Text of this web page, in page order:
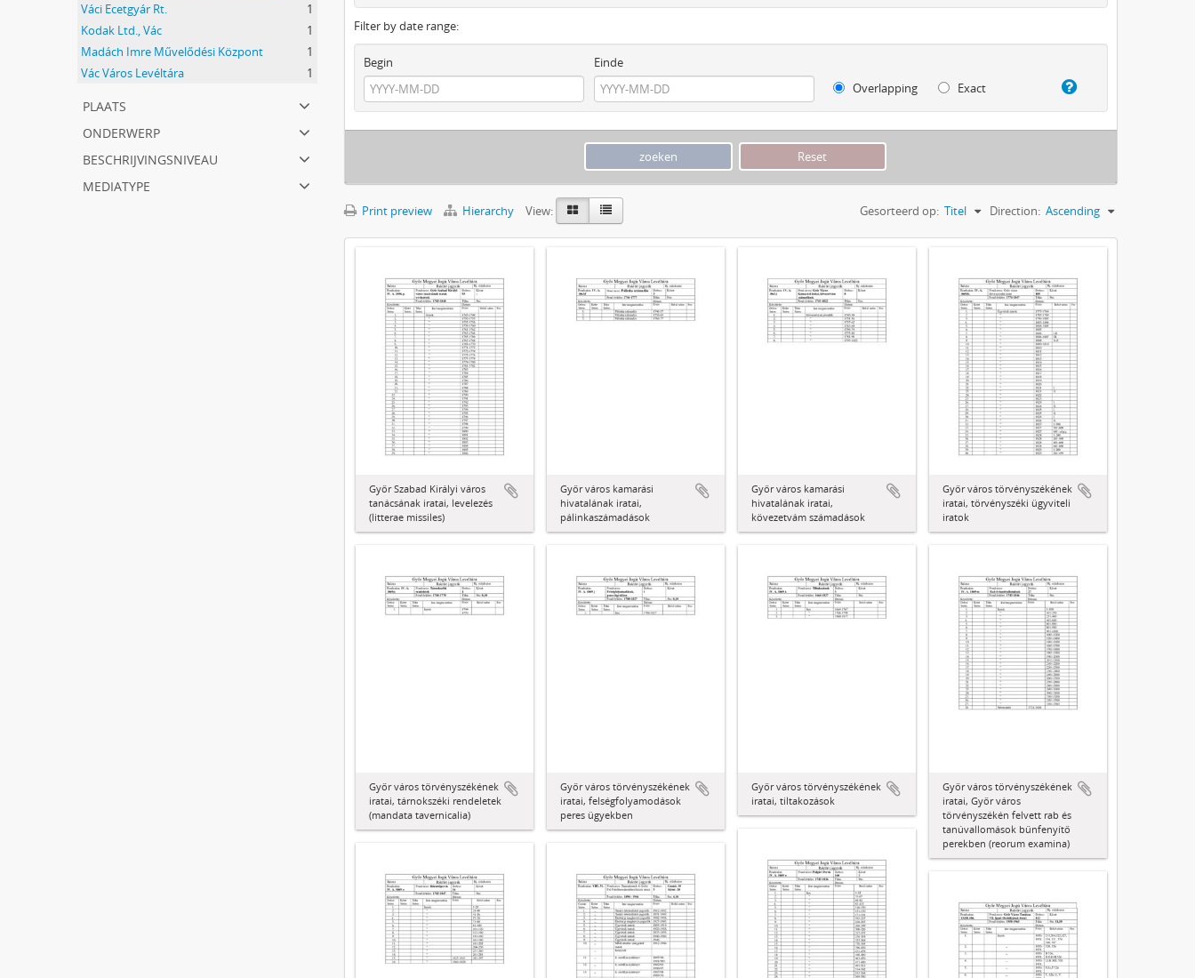
Váci Ecetgyár Rt.
1
Kodak Ltd., Vác
1
Madách Imre Művelődési Központ
1
Vác Város Levéltára
1
plaats
onderwerp
beschrijvingsniveau
mediatype
Filter by date range:
Begin
Einde
Overlapping
Exact
Print preview Hierarchy View: Gesorteerd op: Titel Direction: Ascending
Győr Szabad Királyi város
tanácsának iratai, levelezés
(litterae missiles)
Győr város kamarási
hivatalának iratai,
pálinkaszámadások
Győr város kamarási
hivatalának iratai,
kövezetvám számadások
Győr város törvényszékének
iratai, törvényszéki ügyviteli
iratok
Győr város törvényszékének
iratai, tárnokszéki rendeletek
(mandata tavernicalia)
Győr város törvényszékének
iratai, felségfolyamodások
peres ügyekben
Győr város törvényszékének
iratai, tiltakozások
Győr város törvényszékének
iratai, Győr város
törvényszékén felvett rab és
tanúvallomások bűnfenyítő
perekben (reorum examina)